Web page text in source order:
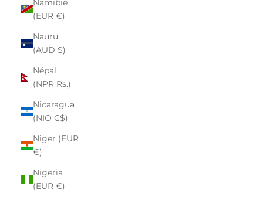
Namibie
(EUR €)
Nauru
(AUD $)
Népal
(NPR Rs.)
Nicaragua
(NIO C$)
Niger (EUR
€)
Nigeria
(EUR €)